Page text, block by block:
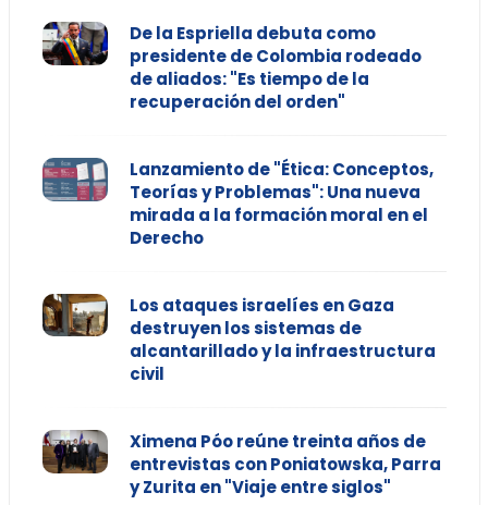
De la Espriella debuta como
presidente de Colombia rodeado
de aliados: "Es tiempo de la
recuperación del orden"
Lanzamiento de "Ética: Conceptos,
Teorías y Problemas": Una nueva
mirada a la formación moral en el
Derecho
Los ataques israelíes en Gaza
destruyen los sistemas de
alcantarillado y la infraestructura
civil
Ximena Póo reúne treinta años de
entrevistas con Poniatowska, Parra
y Zurita en "Viaje entre siglos"